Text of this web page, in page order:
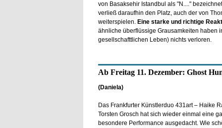
von Basaksehir Istandbul als "N...."
verließ daraufhin den Platz, auch der von
weiterspielen. Eine starke und richtige
ähnliche überflüssige Grausamkeiten haben
gesellschafttlichen Leben) nichts verloren.
Ab Freitag 11. Dezember: Ghost
(Daniela)
Das Frankfurter Künstlerduo 431art – Haike
Torsten Grosch hat sich wieder einmal eine
besondere Performance ausgedacht. Wie